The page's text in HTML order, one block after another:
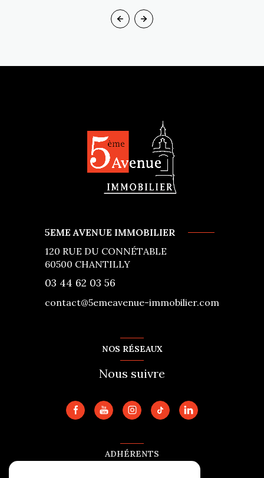
5EME AVENUE IMMOBILIER
120 RUE DU CONNÉTABLE
60500 CHANTILLY
03 44 62 03 56
contact@5emeavenue-immobilier.com
NOS RÉSEAUX
Nous suivre
ADHÉRENTS